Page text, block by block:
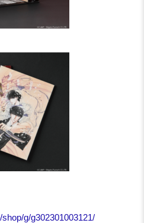
g/g302301003121/